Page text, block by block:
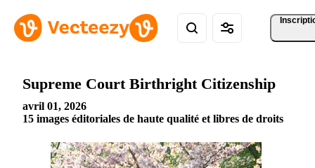
Supreme Court Birthright Citizenship
avril 01, 2026
15 images éditoriales de haute qualité et libres de droits